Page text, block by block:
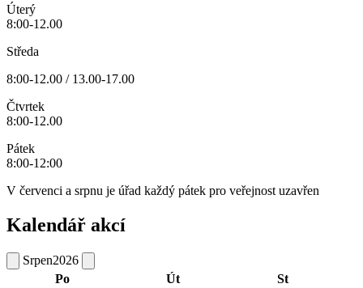
Úterý
8:00-12.00
Středa
8:00-12.00 / 13.00-17.00
Čtvrtek
8:00-12.00
Pátek
8:00-12:00
V červenci a srpnu je úřad každý pátek pro veřejnost uzavřen
Kalendář akcí
Srpen2026
Po
Út
St